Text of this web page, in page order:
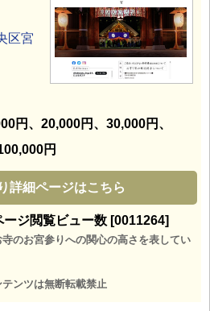
区宮
円、20,000円、30,000円、
円
詳細ページはこちら
ジ閲覧ビュー数 [0011264]
のお宮参りへの関心の高さを表してい
ンツは無断転載禁止